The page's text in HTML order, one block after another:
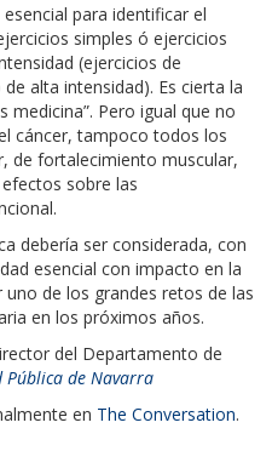
para identificar el
simples ó ejercicios
(ejercicios de
alta intensidad). Es cierta la
medicina”. Pero igual que no
cáncer, tampoco todos los
de fortalecimiento muscular,
sobre las
debería ser considerada, con
esencial con impacto en la
uno de los grandes retos de las
en los próximos años.
del Departamento de
Pública de Navarra
en The Conversation.